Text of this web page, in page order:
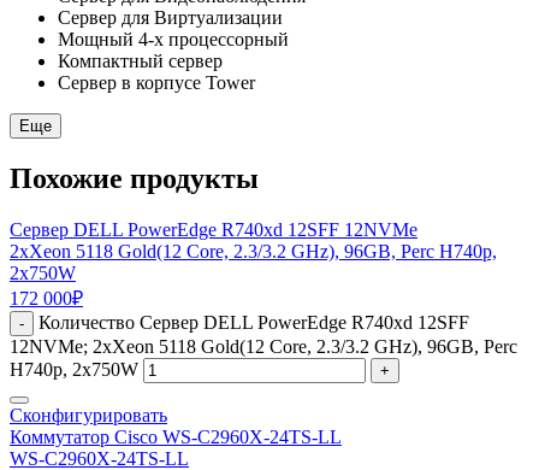
Сервер для Виртуализации
Мощный 4-х процессорный
Компактный сервер
Сервер в корпусе Tower
Еще
Похожие продукты
Сервер DELL PowerEdge R740xd 12SFF 12NVMe
2xXeon 5118 Gold(12 Core, 2.3/3.2 GHz), 96GB, Perc H740p,
2x750W
172 000₽
-
Количество Сервер DELL PowerEdge R740xd 12SFF
12NVMe; 2xXeon 5118 Gold(12 Core, 2.3/3.2 GHz), 96GB, Perc
H740p, 2x750W
+
Сконфигурировать
Коммутатор Cisco WS-C2960X-24TS-LL
WS-C2960X-24TS-LL